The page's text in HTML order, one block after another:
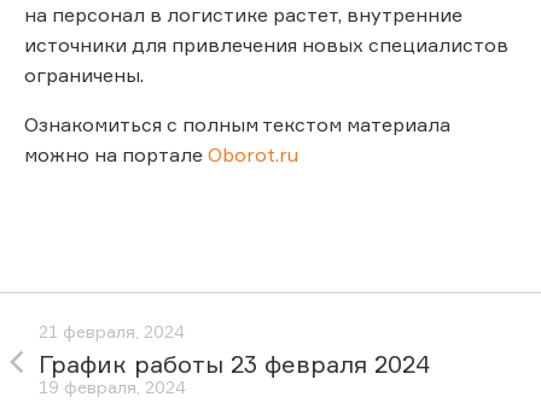
на персонал в логистике растет, внутренние
источники для привлечения новых специалистов
ограничены.
Ознакомиться с полным текстом материала
можно на портале Oborot.ru
21 февраля, 2024
График работы 23 февраля 2024
19 февраля, 2024